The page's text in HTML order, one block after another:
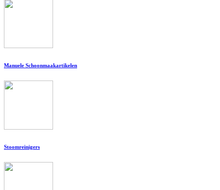
Manuele Schoonmaakartikelen
Stoomreinigers